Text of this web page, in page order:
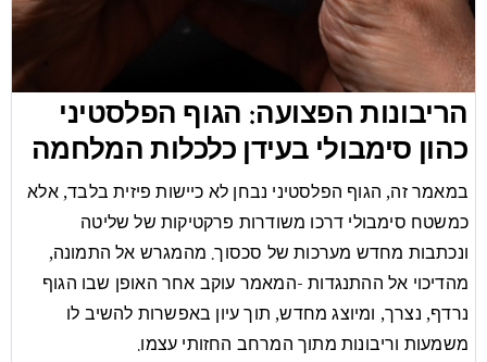
הריבונות הפצועה: הגוף הפלסטיני
כהון סימבולי בעידן כלכלות המלחמה
במאמר זה, הגוף הפלסטיני נבחן לא כיישות פיזית בלבד, אלא
כמשטח סימבולי דרכו משודרות פרקטיקות של שליטה
ונכתבות מחדש מערכות של סכסוך. מהמגרש אל התמונה,
מהדיכוי אל ההתנגדות -המאמר עוקב אחר האופן שבו הגוף
נרדף, נצרך, ומיוצג מחדש, תוך עיון באפשרות להשיב לו
משמעות וריבונות מתוך המרחב החזותי עצמו.